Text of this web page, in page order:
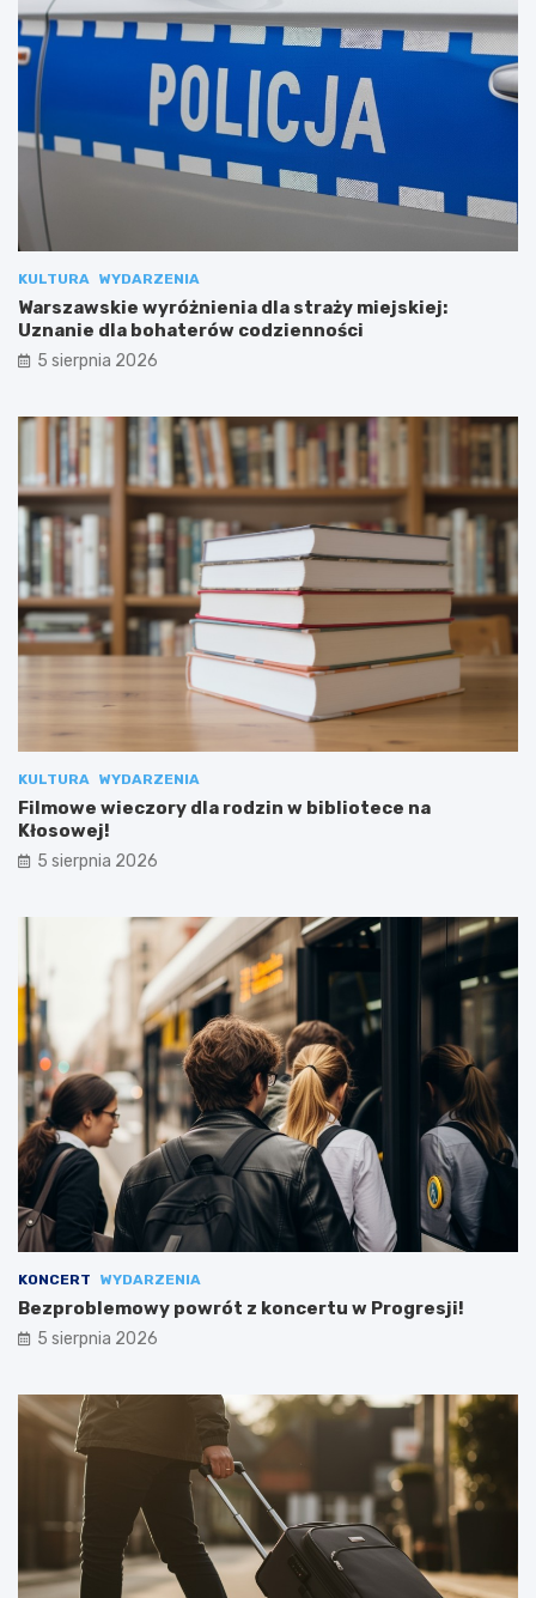
KULTURA WYDARZENIA
Warszawskie wyróżnienia dla straży miejskiej:
Uznanie dla bohaterów codzienności
5 sierpnia 2026
KULTURA WYDARZENIA
Filmowe wieczory dla rodzin w bibliotece na
Kłosowej!
5 sierpnia 2026
KONCERT WYDARZENIA
Bezproblemowy powrót z koncertu w Progresji!
5 sierpnia 2026